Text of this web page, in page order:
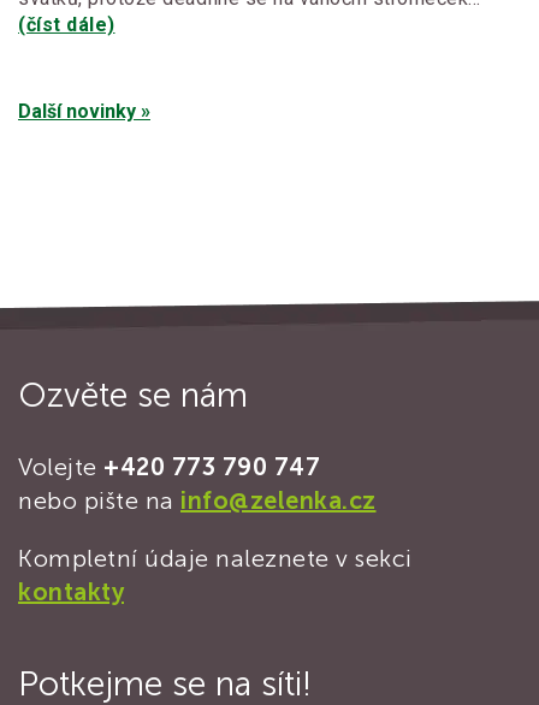
(číst dále)
Další novinky »
Ozvěte se nám
Volejte +420 773 790 747
nebo pište na info@zelenka.cz
Kompletní údaje naleznete v sekci
kontakty
Potkejme se na síti!